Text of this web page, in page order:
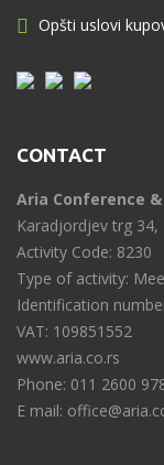
Opšti uslovi
CONTACT
Aria Conference
Karadjordjev trg
Activity Code: 8230
Type of activity:
Identification
VAT: 109851552
www.aria.co.rs
Phone: 011 2600
E mail: